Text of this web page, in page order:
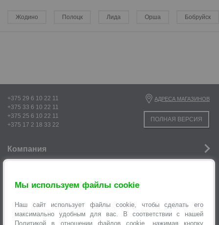
Жодино Полоцк Лида Орша Бобруйск
Мы используем файлы cookie
Наш сайт использует файлы cookie, чтобы сделать его
максимально удобным для вас. В соответствии с нашей
Политикой в отношении файлов cookie , нажимая кнопку
+375 29 6 10 22 11
+375 33 6 10 22 11
+375 25 6 10 22 11
+375 17 2 18 33 22
АДРЕСА МАГАЗИНОВ
ПОЛНАЯ ВЕРСИЯ
Компания
Услуги